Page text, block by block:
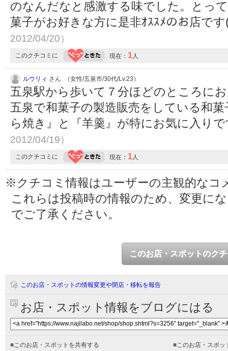
のなんだなと感激する味でした。とっ
菓子がお好きな方に是非ｵｽｽﾒのお店で
2012/04/20）
このクチコミに 現在： 1 人
ルウリィ さん （女性/五泉市/30代/Lv.23）
五泉駅から歩いて７分ほどのところに
五泉で和菓子の製造販売をしている和
ら焼き』と『羊羹』が特にお気に入り
2012/04/19）
このクチコミに 現在： 1 人
※クチコミ情報はユーザーの主観的なコ
これらは投稿時の情報のため、変更に
でご了承ください。
このお店・スポットのク
このお店・スポットの情報変更や閉店・移転を報告
お店・スポット情報をブログにはる
■ このお店・スポットを共有する ■ このお店・スポ